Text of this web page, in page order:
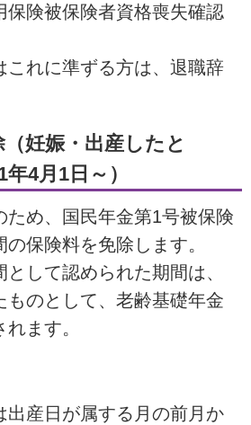
保険被保険者資格喪失確認
れに準ずる方は、退職辞
（妊娠・出産したと
4月1日～）
ため、国民年金第1号被保険
保険料を免除します。
して認められた期間は、
ものとして、老齢基礎年金
ます。
出産日が属する月の前月か